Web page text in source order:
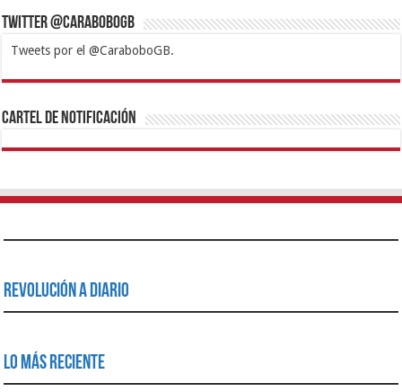
Twitter @CaraboboGB
Tweets por el @CaraboboGB.
1xbetBetturkeyBetistKralbetSupertotobetTipobetMatadorbetMariobet
https://mvbcasino.com/
Cartel de Notificación
Revolución a Diario
Lo Más Reciente